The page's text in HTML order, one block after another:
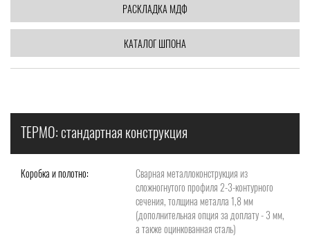
РАСКЛАДКА МДФ
КАТАЛОГ ШПОНА
ТЕРМО: стандартная конструкция
Коробка и полотно:
Сварная металлоконструкция из
сложногнутого профиля 2-3-контурного
сечения, толщина металла 1,8 мм
(дополнительная опция за доплату - 3 мм,
а также оцинкованная сталь)